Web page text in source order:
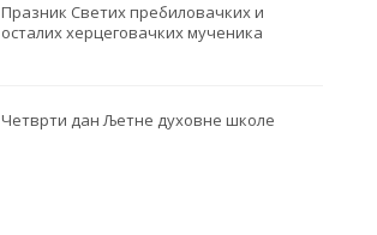
Празник Светих пребиловачких и
осталих херцеговачких мученика
Четврти дан Љетне духовне школе